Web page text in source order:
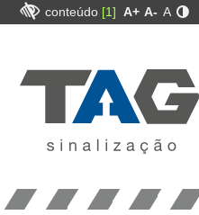
conteúdo [1] A+ A- A